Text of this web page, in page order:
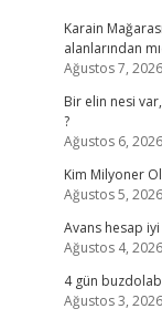
Karain
alanlarından
Ağustos 7, 2026
Bir elin nesi
?
Ağustos 6, 2026
Kim Milyoner
Ağustos 5, 2026
Avans hesap iyi
Ağustos 4, 2026
4 gün
Ağustos 3, 2026